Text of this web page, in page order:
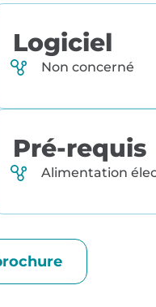
Logiciel
Non concerné
Pré-requis
Alimentation